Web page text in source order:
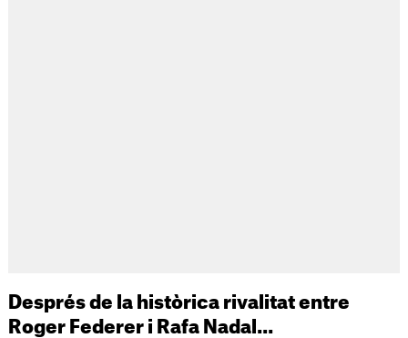
Després de la històrica rivalitat entre
Roger Federer i Rafa Nadal...